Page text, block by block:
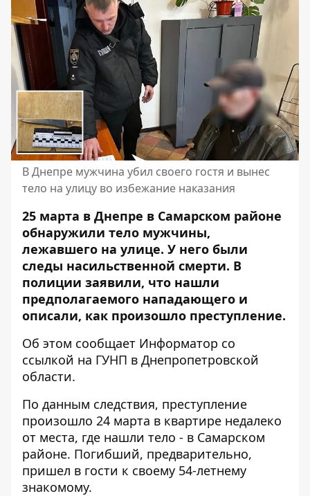
В Днепре мужчина убил своего гостя и вынес
тело на улицу во избежание наказания
25 марта в Днепре в Самарском районе
обнаружили тело мужчины,
лежавшего на улице. У него были
следы насильственной смерти. В
полиции заявили, что нашли
предполагаемого нападающего и
описали, как произошло преступление.
Об этом сообщает Информатор со
ссылкой на ГУНП в Днепропетровской
области.
По данным следствия, преступление
произошло 24 марта в квартире недалеко
от места, где нашли тело - в Самарском
районе. Погибший, предварительно,
пришел в гости к своему 54-летнему
знакомому.